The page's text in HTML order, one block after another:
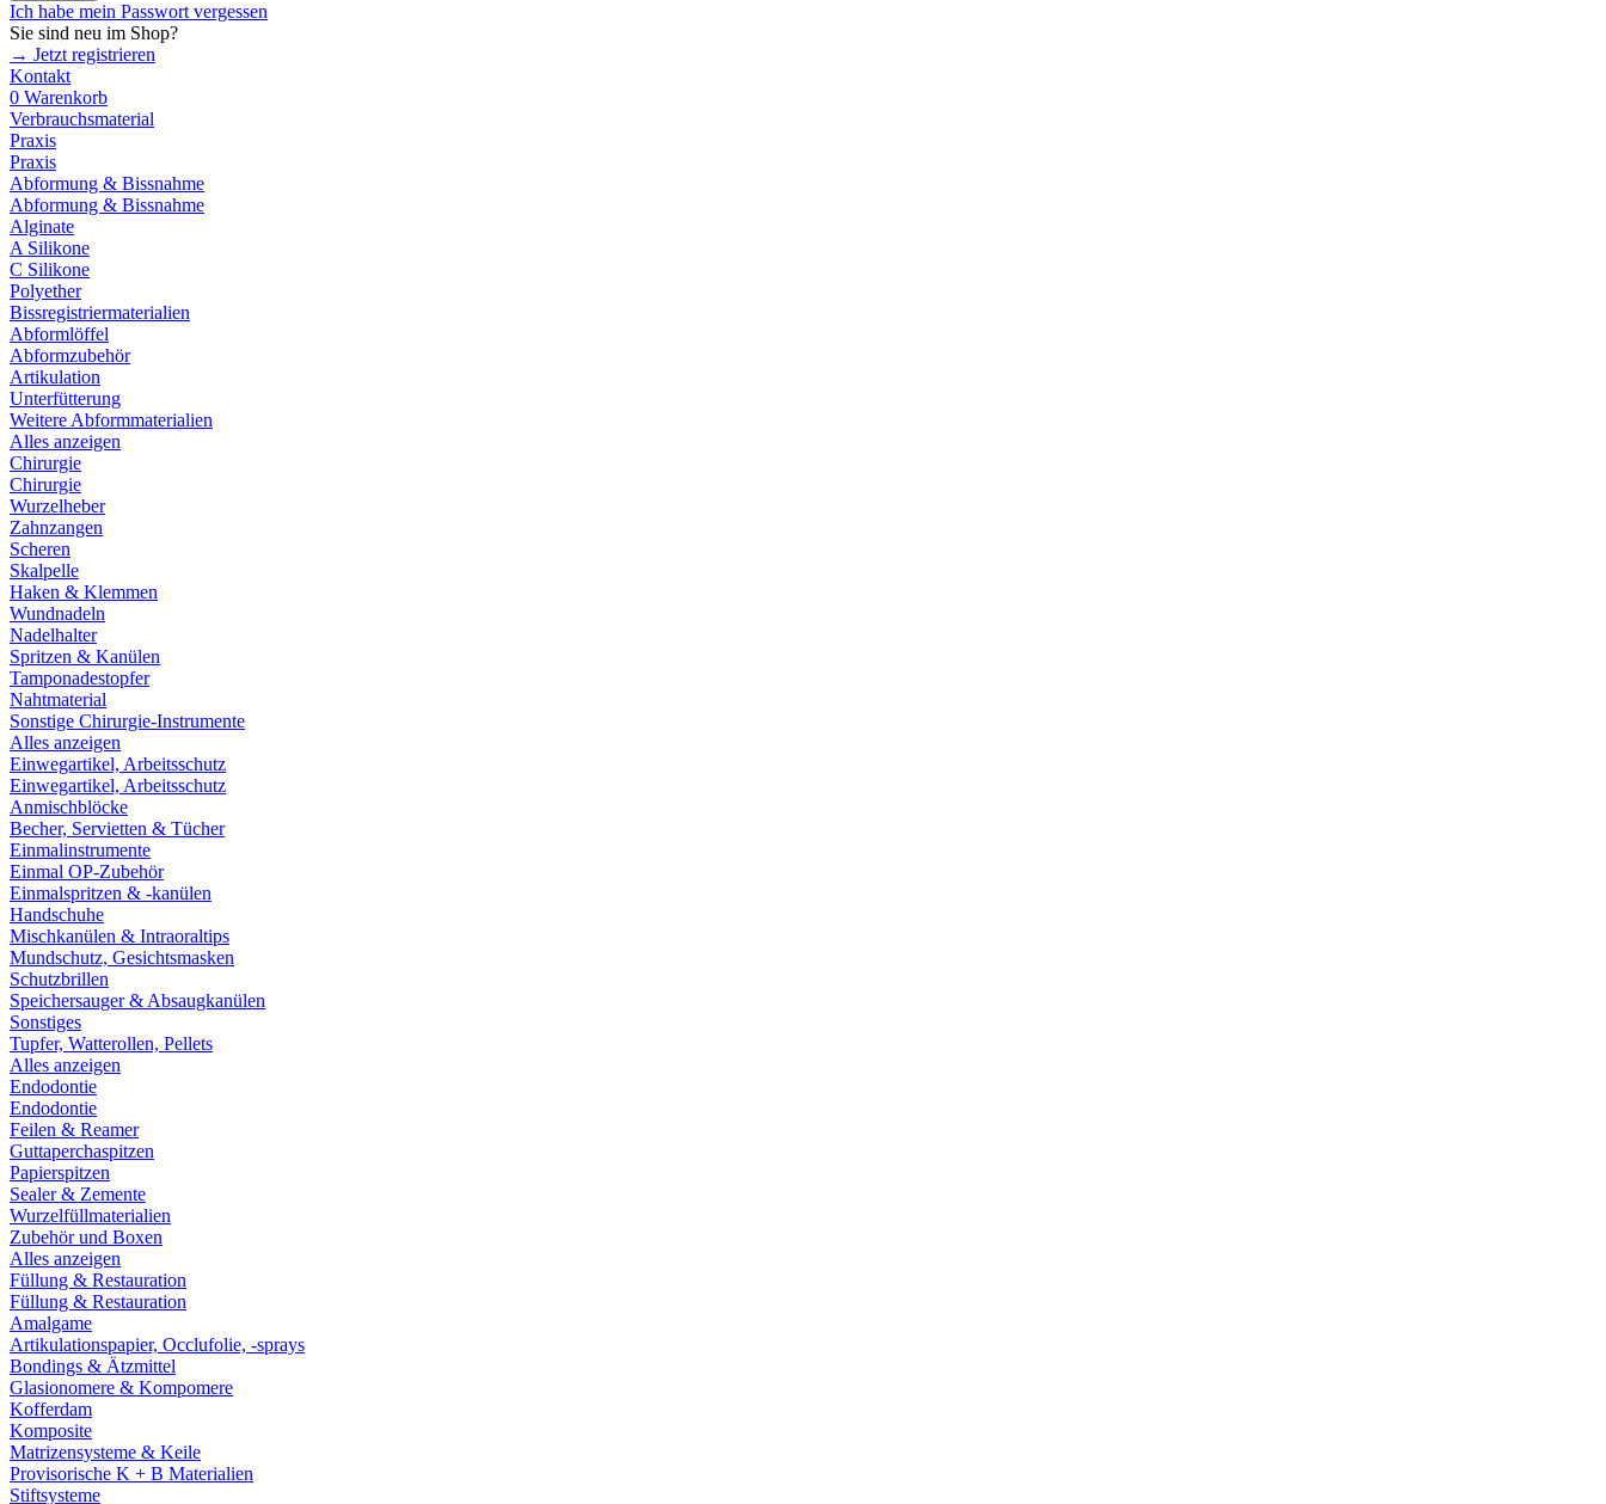
Ich habe mein Passwort vergessen
Sie sind neu im Shop?
→ Jetzt registrieren
Kontakt
0 Warenkorb
Verbrauchsmaterial
Praxis
Praxis
Abformung & Bissnahme
Abformung & Bissnahme
Alginate
A Silikone
C Silikone
Polyether
Bissregistriermaterialien
Abformlöffel
Abformzubehör
Artikulation
Unterfütterung
Weitere Abformmaterialien
Alles anzeigen
Chirurgie
Chirurgie
Wurzelheber
Zahnzangen
Scheren
Skalpelle
Haken & Klemmen
Wundnadeln
Nadelhalter
Spritzen & Kanülen
Tamponadestopfer
Nahtmaterial
Sonstige Chirurgie-Instrumente
Alles anzeigen
Einwegartikel, Arbeitsschutz
Einwegartikel, Arbeitsschutz
Anmischblöcke
Becher, Servietten & Tücher
Einmalinstrumente
Einmal OP-Zubehör
Einmalspritzen & -kanülen
Handschuhe
Mischkanülen & Intraoraltips
Mundschutz, Gesichtsmasken
Schutzbrillen
Speichersauger & Absaugkanülen
Sonstiges
Tupfer, Watterollen, Pellets
Alles anzeigen
Endodontie
Endodontie
Feilen & Reamer
Guttaperchaspitzen
Papierspitzen
Sealer & Zemente
Wurzelfüllmaterialien
Zubehör und Boxen
Alles anzeigen
Füllung & Restauration
Füllung & Restauration
Amalgame
Artikulationspapier, Occlufolie, -sprays
Bondings & Ätzmittel
Glasionomere & Kompomere
Kofferdam
Komposite
Matrizensysteme & Keile
Provisorische K + B Materialien
Stiftsysteme